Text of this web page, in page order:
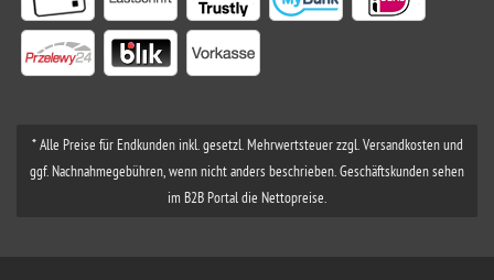
* Alle Preise für Endkunden inkl. gesetzl. Mehrwertsteuer zzgl. Versandkosten und
ggf. Nachnahmegebühren, wenn nicht anders beschrieben. Geschäftskunden sehen
im B2B Portal die Nettopreise.